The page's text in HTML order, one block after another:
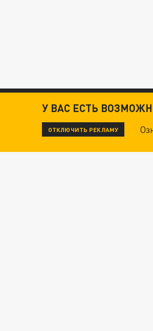
У ВАС ЕСТЬ
ОТКЛЮЧИТЬ РЕКЛАМУ